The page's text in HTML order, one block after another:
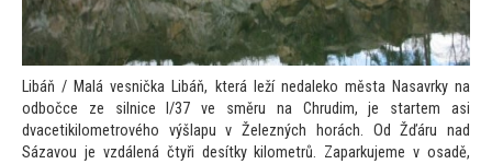
Libáň / Malá vesnička Libáň, která leží nedaleko města Nasavrky na
odbočce ze silnice I/37 ve směru na Chrudim, je startem asi
dvacetikilometrového výšlapu v Železných horách. Od Žďáru nad
Sázavou je vzdálená čtyři desítky kilometrů. Zaparkujeme v osadě,